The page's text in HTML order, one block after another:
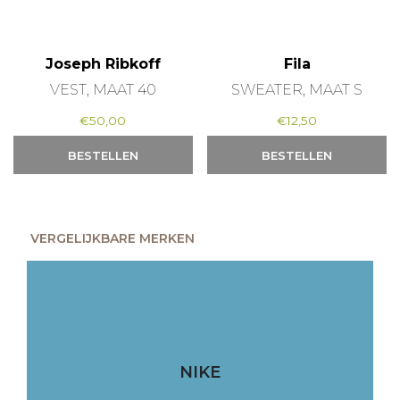
Joseph Ribkoff
VEST, MAAT 40
€50,00
BESTELLEN
Fila
SWEATER, MAAT S
€12,50
BESTELLEN
VERGELIJKBARE MERKEN
NIKE